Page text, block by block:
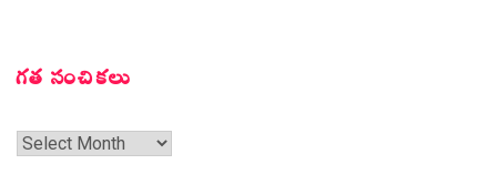
గత సంచికలు
గత